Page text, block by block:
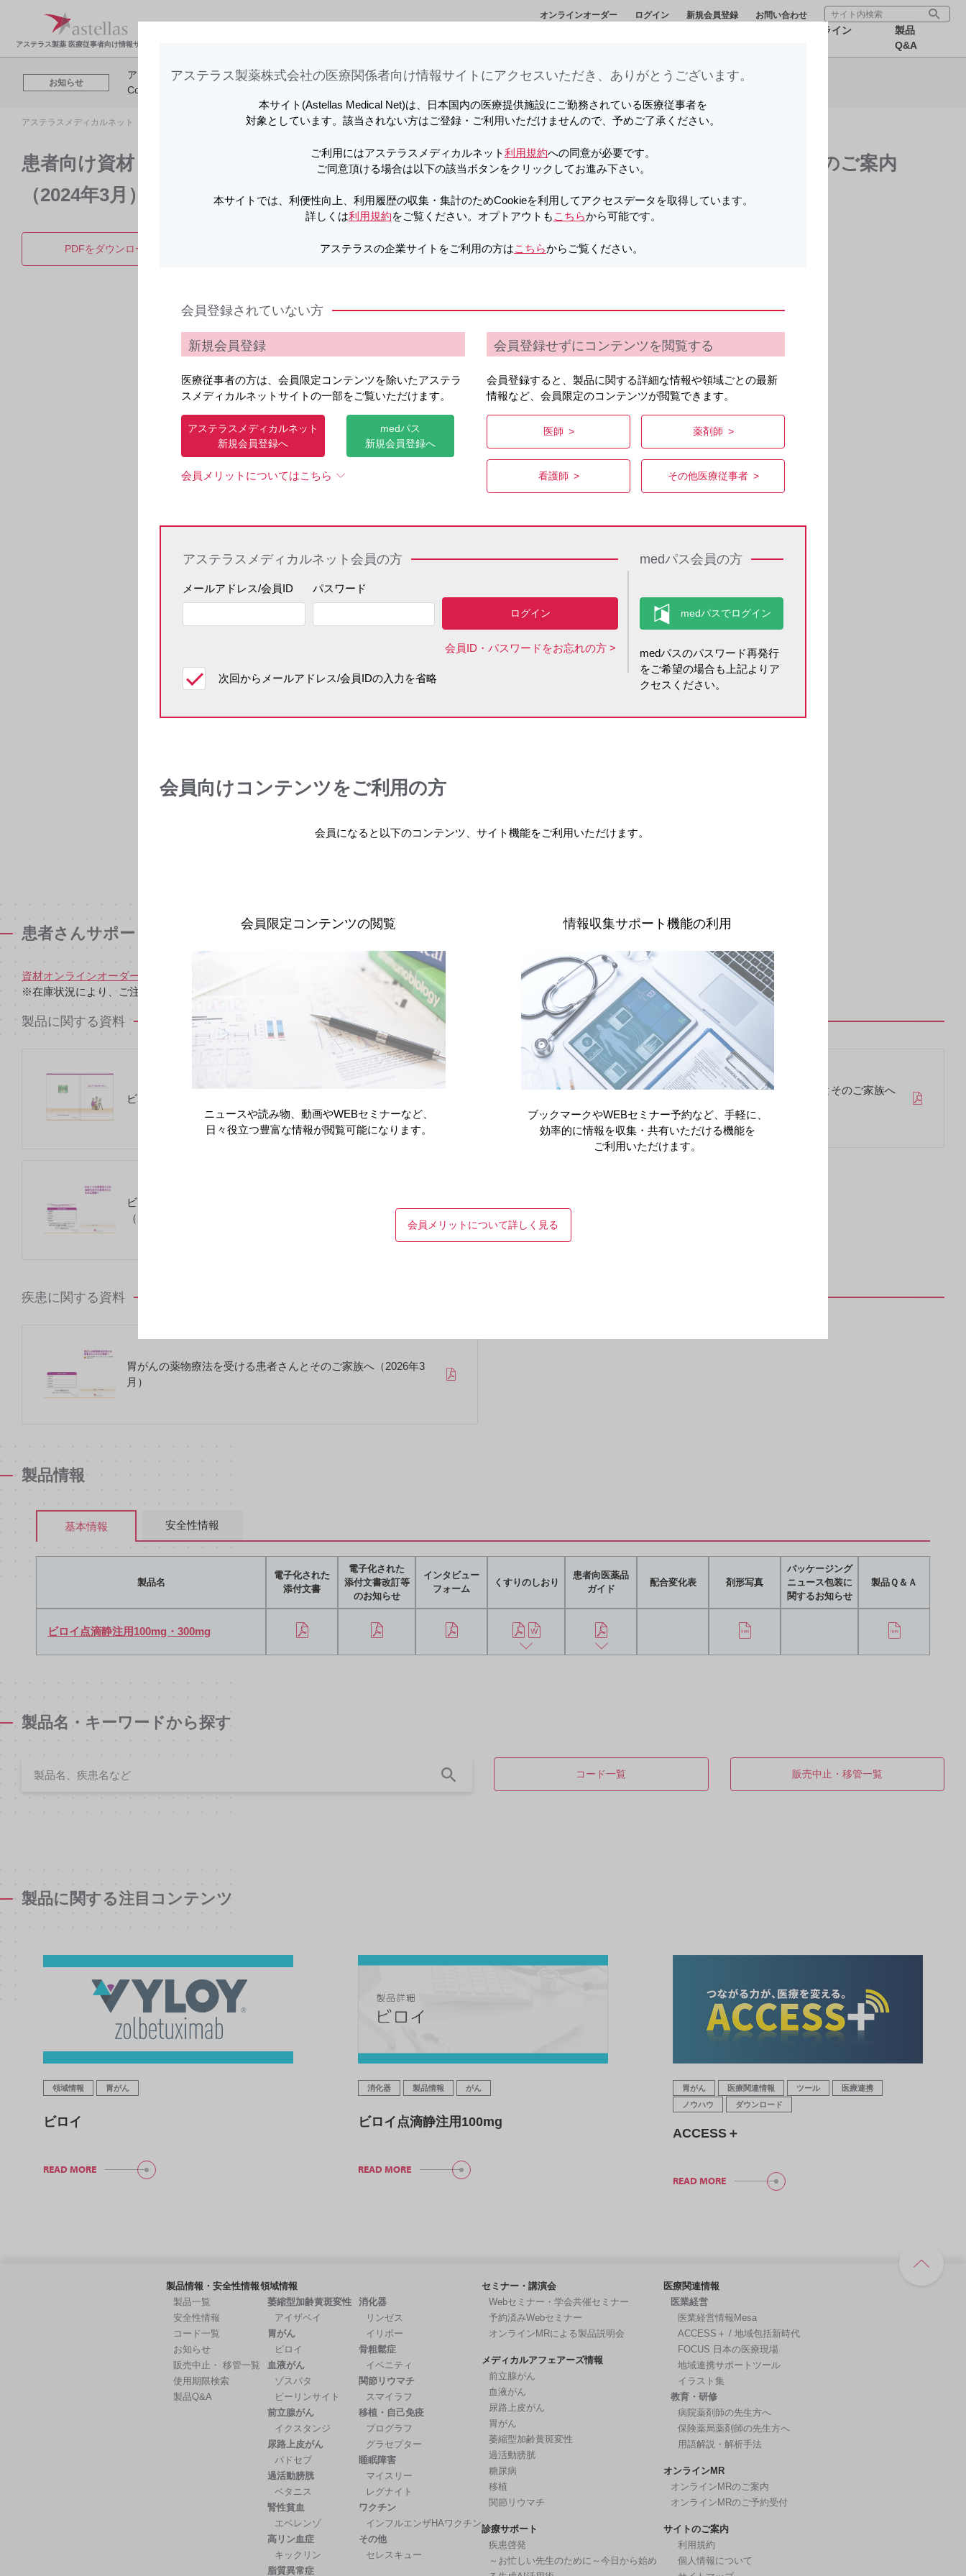
アステラス製薬 医療従事者向け情報サイト
オンラインオーダー ログイン 新規会員登録 お問い合わせ
オンライン
製品
Q&A
お知らせ
アステラスメディカルネットでは、利便性向上、利用履歴の収集・集計のため
Cookieを利用してアクセスデータを取得しています。詳しくは
アステラスメディカルネット トップ ビロイ点滴静注用100mg・300mg PDF
患者向け資材 | ビロイと化学療法による治療を受ける患者さんとそのご家族へ 高額療養費制度のご案内
（2024年3月） | ビロイ
PDFをダウンロード 製品詳細 製品Q&A
患者さんサポート資材
資材オンラインオーダー
※在庫状況により、ご注文いただけない資材もございますのでご了承ください。
製品に関する資料
ビロイ スターターキット（2026年3月）
ビロイと化学療法による治療を受ける患者さんとそのご家族へ
ビロイと化学療法による治療を受ける患者さんとそのご家族へ
（2024年11月）
疾患に関する資料
胃がんの薬物療法を受ける患者さんとそのご家族へ（2026年3
月）
製品情報
基本情報 安全性情報
製品名
電子化された
添付文書
電子化された
添付文書改訂等
のお知らせ
インタビュー
フォーム
くすりのしおり
患者向医薬品
ガイド
配合変化表 剤形写真
パッケージング
ニュース包装に
関するお知らせ
製品Ｑ＆Ａ
ビロイ点滴静注用100mg・300mg
製品名・キーワードから探す
コード一覧 販売中止・移管一覧
製品に関する注目コンテンツ
領域情報 胃がん
ビロイ
READ MORE
消化器 製品情報 がん
ビロイ点滴静注用100mg
READ MORE
胃がん 医療関連情報 ツール
医療連携
ノウハウ
ダウンロード
ACCESS＋
READ MORE
製品情報・安全性情報
製品一覧
安全性情報
コード一覧
お知らせ
販売中止・ 移管一覧
使用期限検索
製品Q&A
領域情報
萎縮型加齢黄斑変性
アイザベイ
胃がん
ビロイ
血液がん
ゾスパタ
ビーリンサイト
前立腺がん
イクスタンジ
尿路上皮がん
パドセブ
過活動膀胱
ベタニス
腎性貧血
エベレンゾ
高リン血症
キックリン
脂質異常症
消化器
リンゼス
イリボー
骨粗鬆症
イベニティ
関節リウマチ
スマイラフ
移植・自己免疫
プログラフ
グラセプター
睡眠障害
マイスリー
レグナイト
ワクチン
インフルエンザHAワクチン
その他
セレスキュー
セミナー・講演会
Webセミナー・学会共催セミナー
予約済みWebセミナー
オンラインMRによる製品説明会
メディカルアフェアーズ情報
前立腺がん
血液がん
尿路上皮がん
胃がん
萎縮型加齢黄斑変性
過活動膀胱
糖尿病
移植
関節リウマチ
診療サポート
疾患啓発
～お忙しい先生のために～今日から始め
医療関連情報
医業経営
医業経営情報Mesa
ACCESS＋ / 地域包括新時代
FOCUS 日本の医療現場
地域連携サポートツール
イラスト集
教育・研修
病院薬剤師の先生方へ
保険薬局薬剤師の先生方へ
用語解説・解析手法
オンラインMR
オンラインMRのご案内
オンラインMRのご予約受付
サイトのご案内
利用規約
個人情報について
アステラス製薬株式会社の医療関係者向け情報サイトに​アクセスいただき、ありがとうございます。​
本サイト(Astellas Medical Net)は、日本国内の医療提供施設にご勤務されている医療従事者を
対象としています。該当されない方はご登録・ご利用いただけませんので、予めご了承ください。
ご利用にはアステラスメディカルネット利用規約への同意が必要です。
ご同意頂ける場合は以下の該当ボタンをクリックしてお進み下さい。
本サイトでは、利便性向上、利用履歴の収集・集計のためCookieを利用してアクセスデータを取得しています。
詳しくは利用規約をご覧ください。オプトアウトも こちらから可能です。
アステラスの企業サイトをご利用の方はこちらからご覧ください。
会員登録されていない方
新規会員登録
医療従事者の方は、会員限定コンテンツを除いたアステラ
スメディカルネットサイトの一部をご覧いただけます。
アステラスメディカルネット
新規会員登録へ
medパス
新規会員登録へ
会員メリットについてはこちら
会員登録せずにコンテンツを閲覧する
会員登録すると、製品に関する詳細な情報や領域ごとの最新
情報など、会員限定のコンテンツが閲覧できます。
医師 薬剤師
看護師 その他医療従事者
アステラスメディカルネット会員の方
メールアドレス/会員ID パスワード
会員ID・パスワードをお忘れの方
次回からメールアドレス/会員IDの入力を省略
medパス会員の方
medパスのパスワード再発行
をご希望の場合も上記よりア
クセスください。
会員向けコンテンツをご利用の方
会員になると以下のコンテンツ、サイト機能をご利用いただけます。
会員限定コンテンツの閲覧
ニュースや読み物、動画やWEBセミナーなど、
日々役立つ豊富な情報が閲覧可能になります。
情報収集サポート機能の利用
ブックマークやWEBセミナー予約など、手軽に、
効率的に情報を収集・共有いただける機能を
ご利用いただけます。
会員メリットについて詳しく見る